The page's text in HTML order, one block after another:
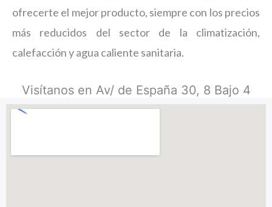
ofrecerte el mejor producto, siempre con los precios
más reducidos del sector de la climatización,
calefacción y agua caliente sanitaria.
Visítanos en Av/ de España 30, 8 Bajo 4